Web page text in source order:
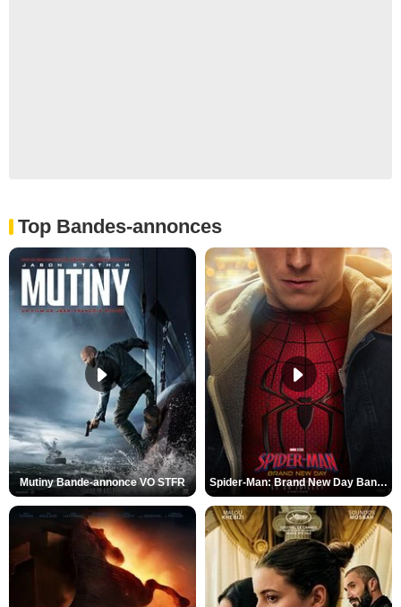
Top Bandes-annonces
Mutiny Bande-annonce VO STFR Spider-Man: Brand New Day Bande-annonce VO STFR